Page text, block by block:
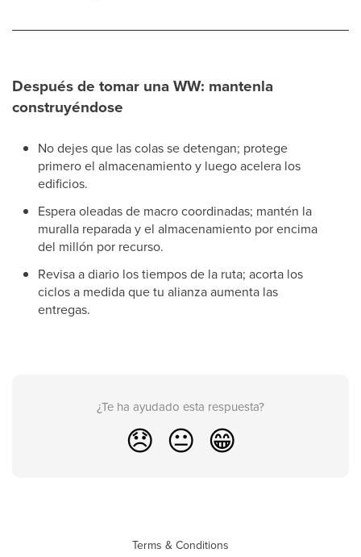
Después de tomar una WW: mantenla
construyéndose
No dejes que las colas se detengan; protege
primero el almacenamiento y luego acelera los
edificios.
Espera oleadas de macro coordinadas; mantén la
muralla reparada y el almacenamiento por encima
del millón por recurso.
Revisa a diario los tiempos de la ruta; acorta los
ciclos a medida que tu alianza aumenta las
entregas.
¿Te ha ayudado esta respuesta?
😞 😐 😁
Terms & Conditions